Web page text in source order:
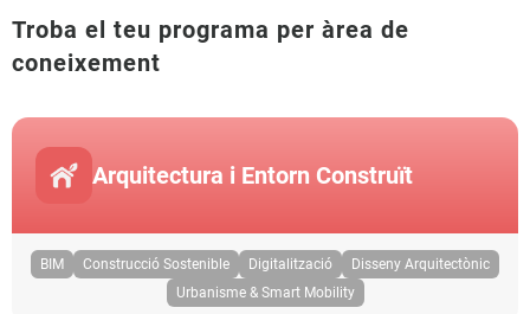
Troba el teu programa per àrea de
coneixement
Arquitectura i Entorn Construït
BIM Construcció Sostenible Digitalització
Disseny Arquitectònic
Urbanisme & Smart Mobility